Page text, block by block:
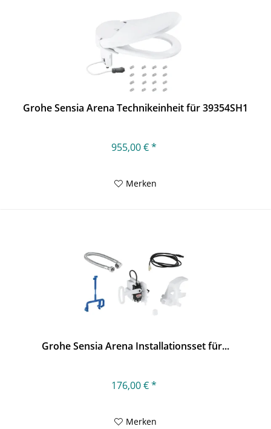
Grohe Sensia Arena Technikeinheit für 39354SH1
955,00 € *
Merken
Grohe Sensia Arena Installationsset für...
176,00 € *
Merken